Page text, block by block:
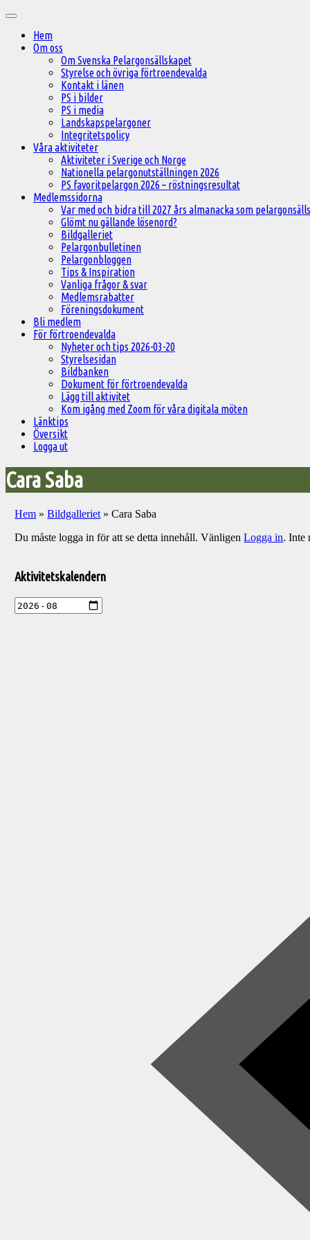
innehåll
Huvudmeny
Hem
Om oss
Om Svenska Pelargonsällskapet
Styrelse och övriga förtroendevalda
Kontakt i länen
PS i bilder
PS i media
Landskapspelargoner
Integritetspolicy
Våra aktiviteter
Aktiviteter i Sverige och Norge
Nationella pelargonutställningen 2026
PS favoritpelargon 2026 – röstningsresultat
Medlemssidorna
Var med och bidra till 2027 års almanacka som
Glömt nu gällande lösenord?
Bildgalleriet
Pelargonbulletinen
Pelargonbloggen
Tips & Inspiration
Vanliga frågor & svar
Medlemsrabatter
Föreningsdokument
Bli medlem
För förtroendevalda
Nyheter och tips 2026-03-20
Styrelsesidan
Bildbanken
Dokument för förtroendevalda
Lägg till aktivitet
Kom igång med Zoom för våra digitala möten
Länktips
Översikt
Logga ut
Cara Saba
Hem »Bildgalleriet »Cara Saba
Du måste logga in för att se detta innehåll. VänligenLogga in. Inte
till
aktiviteter
Aktivitetskalendern